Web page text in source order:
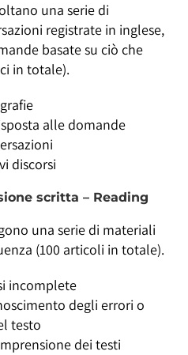
una serie di
registrate in inglese,
basate su ciò che
in totale).
alle domande
discorsi
scritta – Reading
una serie di materiali
(100 articoli in totale).
incomplete
degli errori o
testo
dei testi